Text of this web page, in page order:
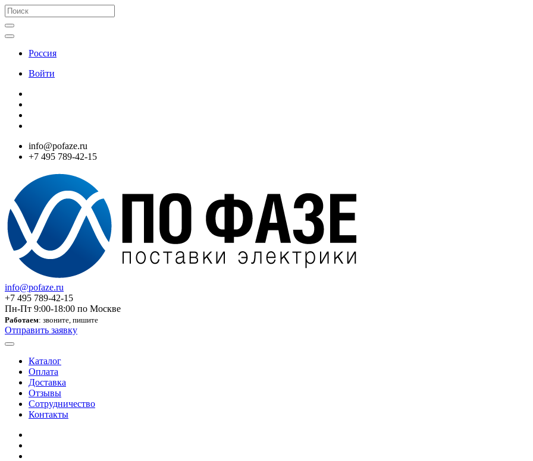
Россия
Войти
info@pofaze.ru
+7 495 789-42-15
info@pofaze.ru
+7 495 789-42-15
Пн-Пт 9:00-18:00 по Москве
Работаем: звоните, пишите
Отправить заявку
Каталог
Оплата
Доставка
Отзывы
Сотрудничество
Контакты